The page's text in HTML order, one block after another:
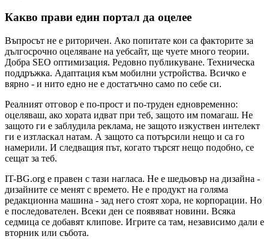
Какво прави един портал да оцелее
Въпросът не е риторичен. Ако попитате кои са факторите за
дългосрочно оцеляване на уебсайт, ще чуете много теории.
Добра SEO оптимизация. Редовно публикуване. Техническа
поддръжка. Адаптация към мобилни устройства. Всичко е
вярно - и нито едно не е достатъчно само по себе си.
Реалният отговор е по-прост и по-труден едновременно:
оцеляваш, ако хората идват при теб, защото им помагаш. Не
защото ги е заблудила реклама, не защото изкуствен интелект
ги е изтласкал натам. А защото са потърсили нещо и са го
намерили. И следващия път, когато търсят нещо подобно, се
сещат за теб.
IT-BG.org е правен с тази нагласа. Не е шедьовър на дизайна -
дизайните се менят с времето. Не е продукт на голяма
редакционна машина - зад него стоят хора, не корпорации. Но
е последователен. Всеки ден се появяват новини. Всяка
седмица се добавят клипове. Игрите са там, независимо дали е
вторник или събота.